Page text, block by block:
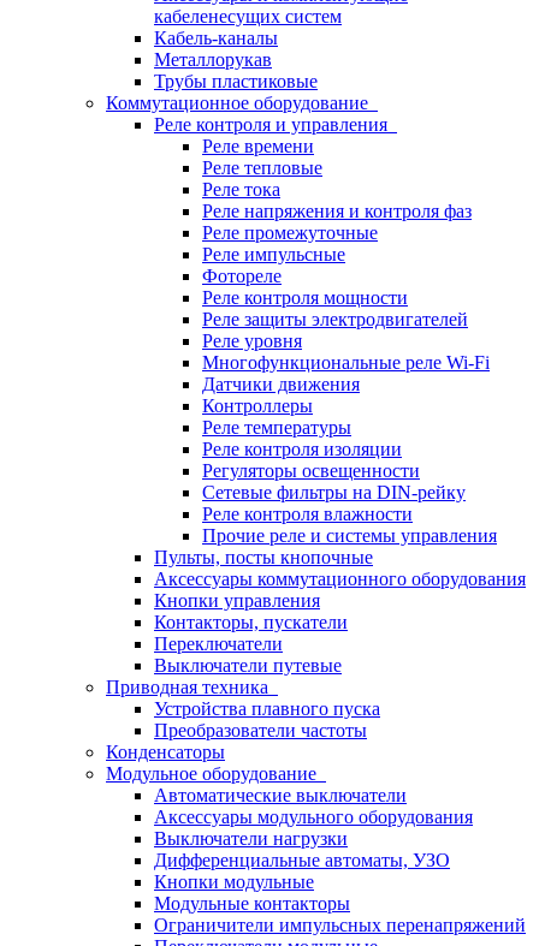
кабеленесущих систем
Кабель-каналы
Металлорукав
Трубы пластиковые
Коммутационное оборудование
Реле контроля и управления
Реле времени
Реле тепловые
Реле тока
Реле напряжения и контроля фаз
Реле промежуточные
Реле импульсные
Фотореле
Реле контроля мощности
Реле защиты электродвигателей
Реле уровня
Многофункциональные реле Wi-Fi
Датчики движения
Контроллеры
Реле температуры
Реле контроля изоляции
Регуляторы освещенности
Сетевые фильтры на DIN-рейку
Реле контроля влажности
Прочие реле и системы управления
Пульты, посты кнопочные
Аксессуары коммутационного оборудования
Кнопки управления
Контакторы, пускатели
Переключатели
Выключатели путевые
Приводная техника
Устройства плавного пуска
Преобразователи частоты
Конденсаторы
Модульное оборудование
Автоматические выключатели
Аксессуары модульного оборудования
Выключатели нагрузки
Дифференциальные автоматы, УЗО
Кнопки модульные
Модульные контакторы
Ограничители импульсных перенапряжений